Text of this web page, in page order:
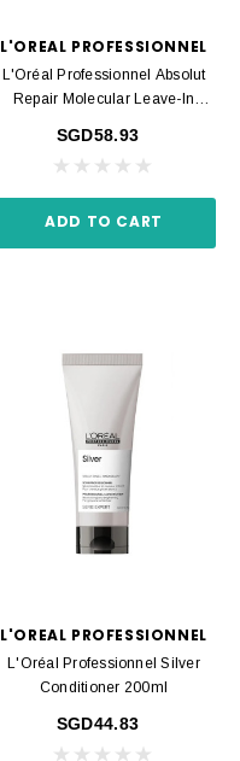
L'OREAL PROFESSIONNEL
L'Oréal Professionnel Absolut
Repair Molecular Leave-In
SGD58.93
ADD TO CART
L'OREAL PROFESSIONNEL
L'Oréal Professionnel Silver
Conditioner 200ml
SGD44.83